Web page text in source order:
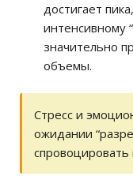
достигает
интенсивному
значительно
объемы.
Стресс и
ожидании